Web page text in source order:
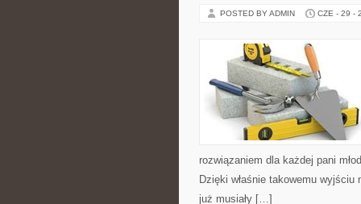
POSTED BY ADMIN CZE - 29 -
rozwiązaniem dla każdej pani
Dzięki właśnie takowemu
już musiały […]